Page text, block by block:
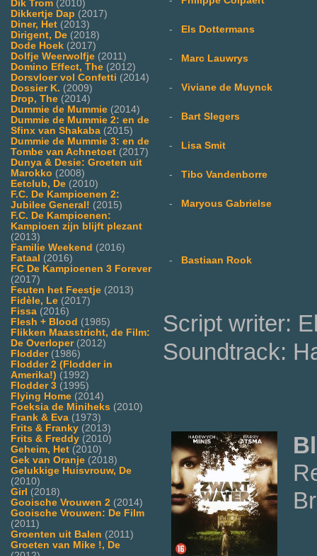
Dik Trom (2010)
Dikkertje Dap (2017)
Diner, Het (2013)
Dirigent, De (2018)
Dode Hoek (2017)
Dolfje Weerwolfje (2011)
Domino Effect, The (2012)
Dorsvloer vol Confetti (2014)
Dossier K. (2009)
Drop, The (2014)
Dummie de Mummie (2014)
Dummie de Mummie 2: en de
Sfinx van Shakaba (2015)
Dummie de Mummie 3: en de
Tombe van Achnetoet (2017)
Dunya & Desie: Groeten uit
Marokko (2008)
Eetclub, De (2010)
F.C. De Kampioenen 2:
Jubilee General! (2015)
F.C. De Kampioenen:
Kampioen zijn blijft plezant
(2013)
Familie Weekend (2016)
Fataal (2016)
FC De Kampioenen 3 Forever
(2017)
Feuten het Feestje (2013)
Fidèle, Le (2017)
Fissa (2016)
Flesh + Blood (1985)
Flikken Maasstricht, de Film:
De Overloper(2012)
Flodder(1986)
Flodder 2 (Flodder in
Amerika!) (1992)
Flodder 3 (1995)
Flying Home (2014)
Foeksia de Miniheks (2010)
Frank & Eva (1973)
Frits & Franky (2013)
Frits & Freddy (2010)
Geheim, Het (2010)
Gek van Oranje (2018)
Gelukkige Huisvrouw, De
(2010)
Girl (2018)
Gooische Vrouwen 2 (2014)
Gooische Vrouwen: De Film
(2011)
Groenten uit Balen (2011)
Groeten van Mike !, De
- Els Dottermans
- Marc Lauwrys
- Viviane de Muynck
- Bart Slegers
- Lisa Smit
- Tibo Vandenborre
- Maryous Gabrielse
- Bastiaan Rook
Script writer:
Soundtrack: